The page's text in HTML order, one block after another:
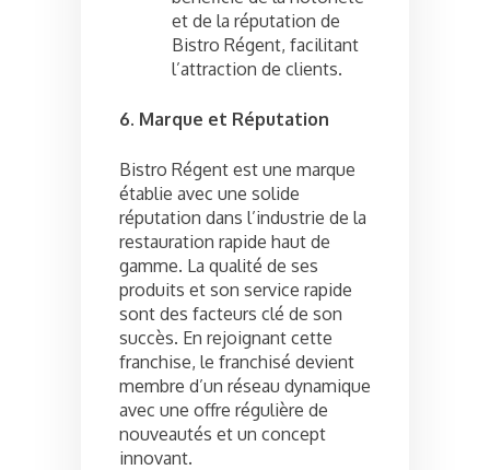
et de la réputation de
Bistro Régent, facilitant
l’attraction de clients.
6. Marque et Réputation
Bistro Régent est une marque
établie avec une solide
réputation dans l’industrie de la
restauration rapide haut de
gamme. La qualité de ses
produits et son service rapide
sont des facteurs clé de son
succès. En rejoignant cette
franchise, le franchisé devient
membre d’un réseau dynamique
avec une offre régulière de
nouveautés et un concept
innovant.